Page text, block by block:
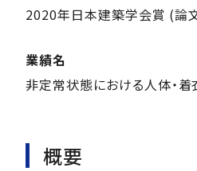
2020年日本建築学会賞 (論
業績名
非定常状態における人体・
概要